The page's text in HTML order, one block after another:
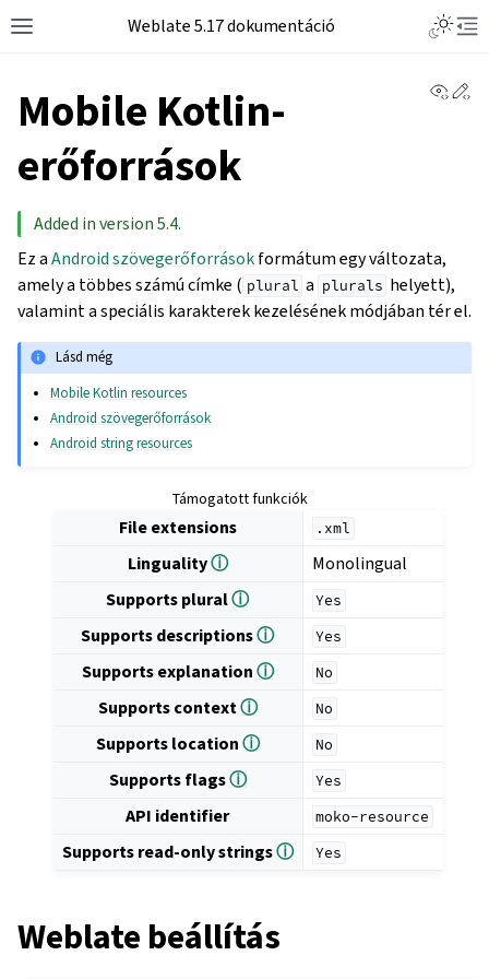
Weblate 5.17 dokumentáció
Mobile Kotlin-
erőforrások
Added in version 5.4.
Ez aAndroid szövegerőforrásokformátum egy változata,
amely a többes számú címke ( plural a plurals helyett),
valamint a speciális karakterek kezelésének módjában tér el.
Lásd még
Mobile Kotlin resources
Android szövegerőforrások
Android string resources
Támogatott funkciók
File extensions .xml
Lingualityⓘ
Monolingual
Supports pluralⓘ Yes
Supports descriptionsⓘ Yes
Supports explanationⓘ No
Supports contextⓘ No
Supports locationⓘ No
Supports flagsⓘ Yes
API identifier moko-resource
Supports read-only stringsⓘ Yes
Weblate beállítás